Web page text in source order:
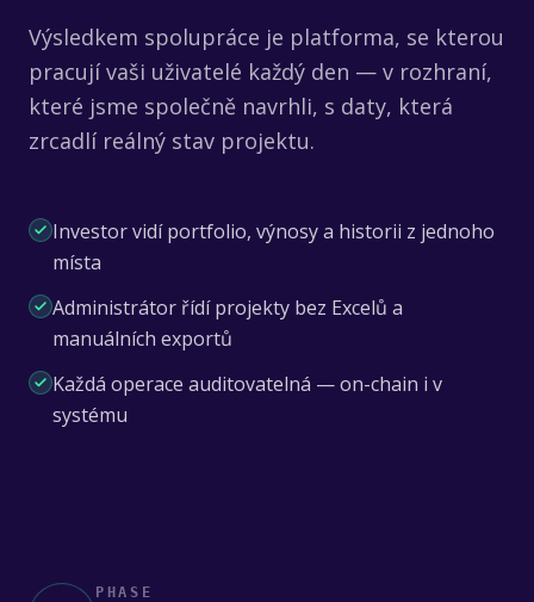
Výsledkem spolupráce je platforma, se kterou
pracují vaši uživatelé každý den — v rozhraní,
které jsme společně navrhli, s daty, která
zrcadlí reálný stav projektu.
Investor vidí portfolio, výnosy a historii z jednoho
místa
Administrátor řídí projekty bez Excelů a
manuálních exportů
Každá operace auditovatelná — on-chain i v
systému
PHASE